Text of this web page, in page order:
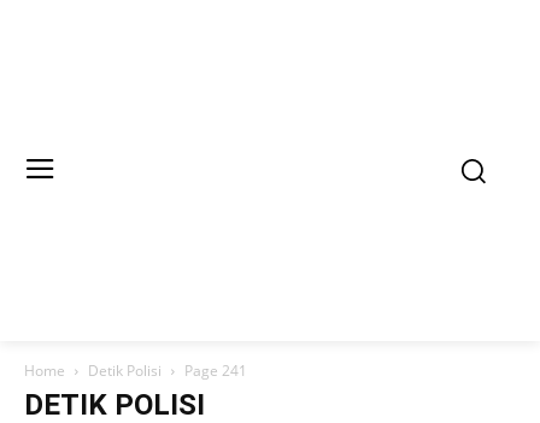
Home Detik Polisi Page 241
DETIK POLISI